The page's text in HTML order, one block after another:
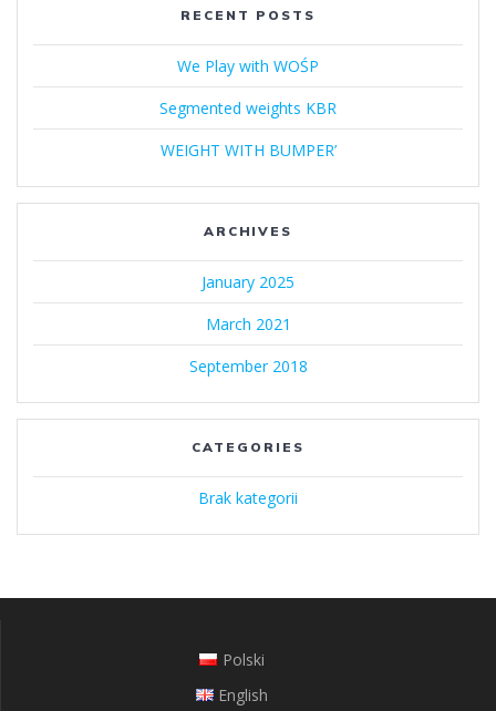
RECENT POSTS
We Play with WOŚP
Segmented weights KBR
WEIGHT WITH BUMPER’
ARCHIVES
January 2025
March 2021
September 2018
CATEGORIES
Brak kategorii
Polski
English